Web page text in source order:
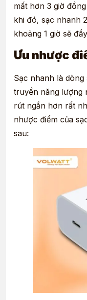
mất hơn 3 giờ
khi đó, sạc nhanh
khoảng 1 giờ sẽ
Ưu nhược
Sạc nhanh là
truyền năng lượng
rút ngắn hơn rất
nhược điểm của
sau: